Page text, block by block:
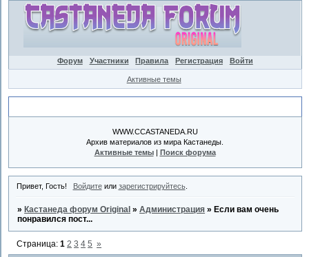
Форум Участники Правила Регистрация Войти
Активные темы
WWW.CCASTANEDA.RU
Архив материалов из мира Кастанеды.
Активные темы| Поиск форума
Привет, Гость! Войдитеили зарегистрируйтесь.
» Кастанеда форум Original »Администрация » Если вам очень
понравился пост...
Страница:1 2 3 4 5 »